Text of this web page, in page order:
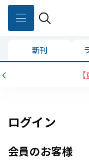
新刊
ログイン
会員のお客様